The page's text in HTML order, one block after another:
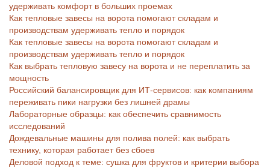
удерживать комфорт в больших проемах
Как тепловые завесы на ворота помогают складам и
производствам удерживать тепло и порядок
Как тепловые завесы на ворота помогают складам и
производствам удерживать тепло и порядок
Как выбрать тепловую завесу на ворота и не переплатить за
мощность
Российский балансировщик для ИТ-сервисов: как компаниям
переживать пики нагрузки без лишней драмы
Лабораторные образцы: как обеспечить сравнимость
исследований
Дождевальные машины для полива полей: как выбрать
технику, которая работает без сбоев
Деловой подход к теме: сушка для фруктов и критерии выбора